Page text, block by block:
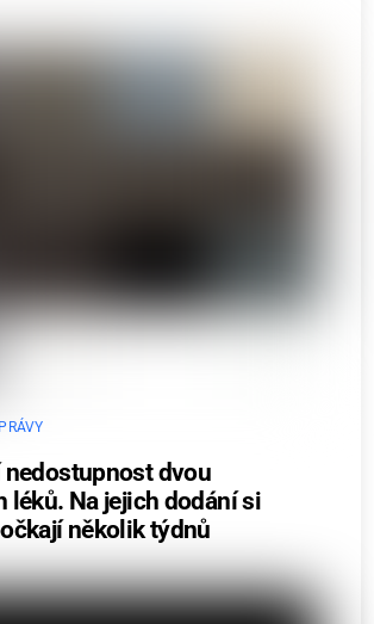
dvou
léků. Na jejich dodání si
několik týdnů